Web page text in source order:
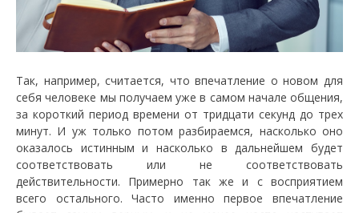
Так, например, считается, что впечатление о новом для
себя человеке мы получаем уже в самом начале общения,
за короткий период времени от тридцати секунд до трех
минут. И уж только потом разбираемся, насколько оно
оказалось истинным и насколько в дальнейшем будет
соответствовать или не соответствовать
действительности. Примерно так же и с восприятием
всего остального. Часто именно первое впечатление